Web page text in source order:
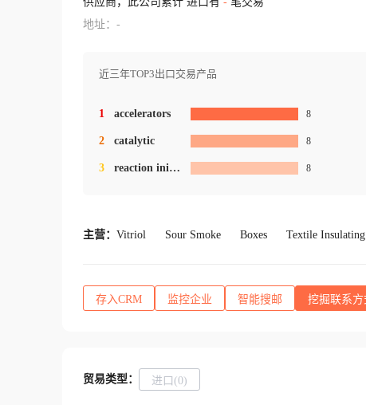
地址：-
近三年TOP3出口交易产品
1 accelerators 8
2 catalytic 8
3 reaction initiator 8
主营： Vitriol Sour Smoke Boxes Textile
存入CRM 监控企业 智能搜邮 挖掘联系方
贸易类型： 进口(0)